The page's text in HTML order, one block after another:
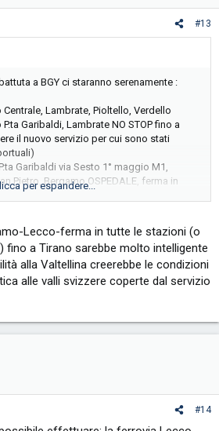
#13
a BGY ci staranno serenamente :
Lambrate, Pioltello, Verdello
Garibaldi, Lambrate NO STOP fino a
il nuovo servizio per cui sono stati
Garibaldi via Sesto 1° maggio M1,
Pietro, Bergamo OSPEDALE, ferma in
Treviglio ed i rinforzi ai 30' in punta sulla
pure loro.
operatore della Valtellina o del lago
a quattro per ottenere il
per espandere...
Lecco-ferma in tutte le stazioni (o
fino a Tirano sarebbe molto intelligente
alla Valtellina creerebbe le condizioni
alle valli svizzere coperte dal servizio
#14